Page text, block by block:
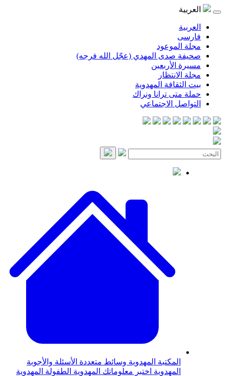
المهدي (عجّل الله فرجه)
المهدوية
ترانا ونراك
الاجتماعي
المهدويةوسائط متعددةالأسئلة والأجوبة
اختبر معلوماتك المهدويةالطفولة المهدوية